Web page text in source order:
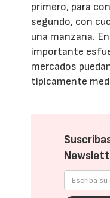
primero, para
segundo, con
una manzana.
importante
mercados
típicamente